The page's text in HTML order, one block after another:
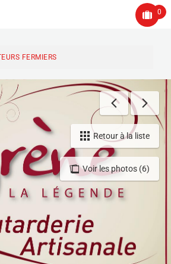
0
FERMIERS
Voir les photos (6)
Retour à la liste